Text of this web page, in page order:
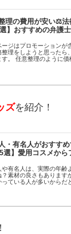
理の費用が安い⚖️法
選】おすすめの弁護
ジはプロモーションが
整理をしようと思ったら
す。 任意整理のように債
ズを紹介！
・有名人がおすす
選】愛用コスメか
や有名人は、実際の年齢
？素材の良さもあります
っている人が多いからだ
でしょうか？今回は、芸